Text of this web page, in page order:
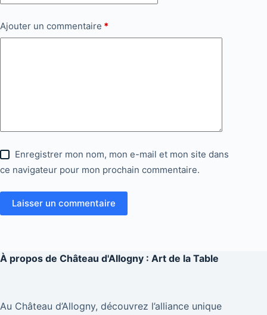
Ajouter un commentaire *
Enregistrer mon nom, mon e-mail et mon site dans
ce navigateur pour mon prochain commentaire.
Laisser un commentaire
À propos de Château d'Allogny : Art de la Table
Au Château d’Allogny, découvrez l’alliance unique